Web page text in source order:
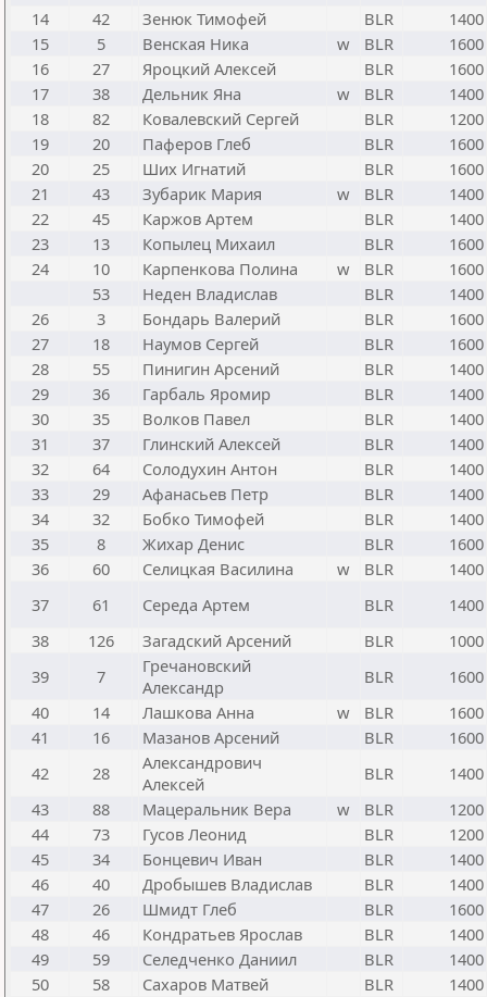
14
42 Зенюк Тимофей BLR
1400
15
5 Венская Ника w BLR
1600
16
27 Яроцкий Алексей BLR
1600
17
38 Дельник Яна w BLR
1400
18
82 Ковалевский Сергей BLR
1200
19
20 Паферов Глеб BLR
1600
20
25 Ших Игнатий BLR
1600
21
43 Зубарик Мария w BLR
1400
22
45 Каржов Артем BLR
1400
23
13 Копылец Михаил BLR
1600
24
10 Карпенкова Полина w BLR
1600
53
Неден Владислав BLR
1400
26
3 Бондарь Валерий BLR
1600
27
18 Наумов Сергей BLR
1600
28
55 Пинигин Арсений BLR
1400
29
36 Гарбаль Яромир BLR
1400
30
35 Волков Павел BLR
1400
31
37 Глинский Алексей BLR
1400
32
64 Солодухин Антон BLR
1400
33
29 Афанасьев Петр BLR
1400
34
32 Бобко Тимофей BLR
1400
35
8 Жихар Денис BLR
1600
36
60 Селицкая Василина w BLR
1400
37
61 Середа Артем BLR
1400
38
126 Загадский Арсений BLR
1000
39
7
Гречановский
Александр
BLR
1600
40
14 Лашкова Анна w BLR
1600
41
16 Мазанов Арсений BLR
1600
42
28
Александрович
Алексей
BLR
1400
43
88 Мацеральник Вера w BLR
1200
44
73 Гусов Леонид BLR
1200
45
34 Бонцевич Иван BLR
1400
46
40 Дробышев Владислав BLR
1400
47
26 Шмидт Глеб BLR
1600
48
46 Кондратьев Ярослав BLR
1400
49
59 Селедченко Даниил BLR
1400
50
58 Сахаров Матвей BLR
1400